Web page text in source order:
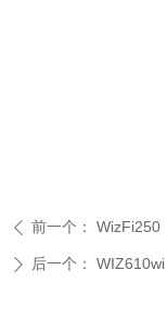
ꄴ 前一个： WizFi250
ꄲ 后一个： WIZ610wi